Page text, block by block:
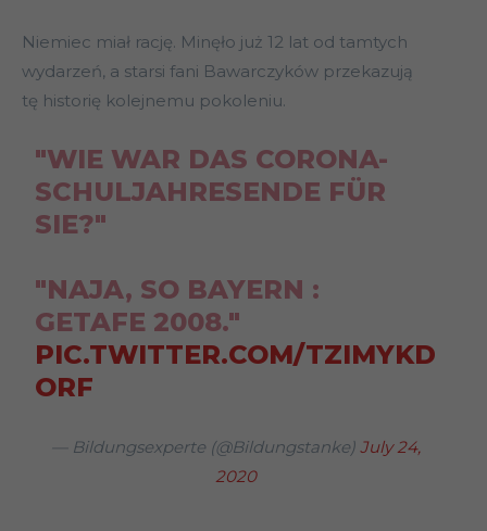
Niemiec miał rację. Minęło już 12 lat od tamtych
wydarzeń, a starsi fani Bawarczyków przekazują
tę historię kolejnemu pokoleniu.
"WIE WAR DAS CORONA-
SCHULJAHRESENDE FÜR
SIE?"
"NAJA, SO BAYERN :
GETAFE 2008."
PIC.TWITTER.COM/TZIMYKD
ORF
— Bildungsexperte (@Bildungstanke) July 24,
2020